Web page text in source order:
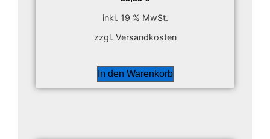
inkl. 19 % MwSt.
zzgl. Versandkosten
In den Warenkorb